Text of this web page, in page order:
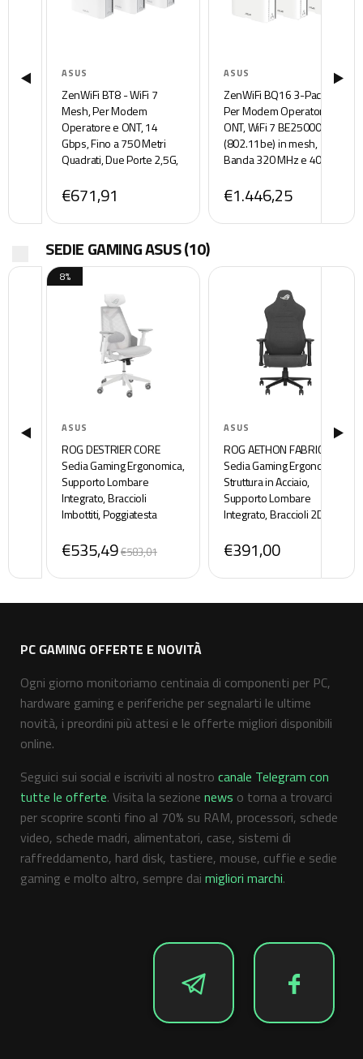
ASUS
ZenWiFi BT8 - WiFi 7
Mesh, Per Modem
Operatore e ONT, 14
Gbps, Fino a 750 Metri
Quadrati, Due Porte 2,5G,
Home Master SSIDs, 4G &
5G Mobile Tethering, 3
Pezzi, Bianco
€671,91
ASUS
ZenWiFi BQ16 3-Pack -
Per Modem Operatore e
ONT, WiFi 7 BE25000
(802.11be) in mesh,
Banda 320 MHz e 4096-
di backup, Sicurezza di
Rete e Compatibile con
AiMesh, Bianco
€1.446,25
SEDIE GAMING ASUS(10)
ASUS
ROG DESTRIER CORE
Sedia Gaming Ergonomica,
Supporto Lombare
Integrato, Braccioli
Imbottiti, Poggiatesta
Futuristico, Pensata per il
Gaming Mobile, Peso
Massimo 136kg, Bianca
€535,49€583,01
8%
ASUS
ROG AETHON FABRIC
Sedia Gaming Ergonomica,
Struttura in Acciaio,
Supporto Lombare
Integrato, Braccioli 2D
Tessuto e Cuscini in
Schiuma, Peso Massimo
136kg, Grigia
€391,00
PC GAMING OFFERTE E NOVITÀ
Ogni giorno monitoriamo centinaia di componenti per PC,
hardware gaming e periferiche per segnalarti le ultime
novità, i preordini più attesi e le offerte migliori disponibili
online.
Seguici sui social e iscriviti al nostro canale Telegram con
tutte le offerte. Visita la sezione news o torna a trovarci
per scoprire sconti fino al 70% su RAM, processori, schede
video, schede madri, alimentatori, case, sistemi di
raffreddamento, hard disk, tastiere, mouse, cuffie e sedie
gaming e molto altro, sempre dai migliori marchi.